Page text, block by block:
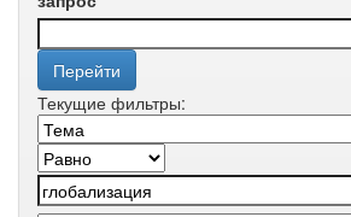
Текущие фильтры: